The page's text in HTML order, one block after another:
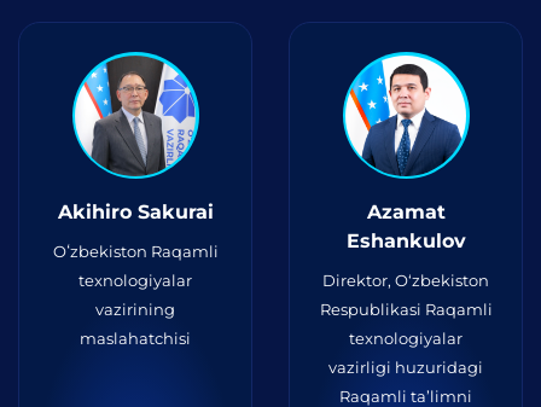
Akihiro Sakurai
Oʻzbekiston Raqamli
texnologiyalar
vazirining
maslahatchisi
Azamat
Eshankulov
Direktor, O‘zbekiston
Respublikasi Raqamli
texnologiyalar
vazirligi huzuridagi
Raqamli ta’limni